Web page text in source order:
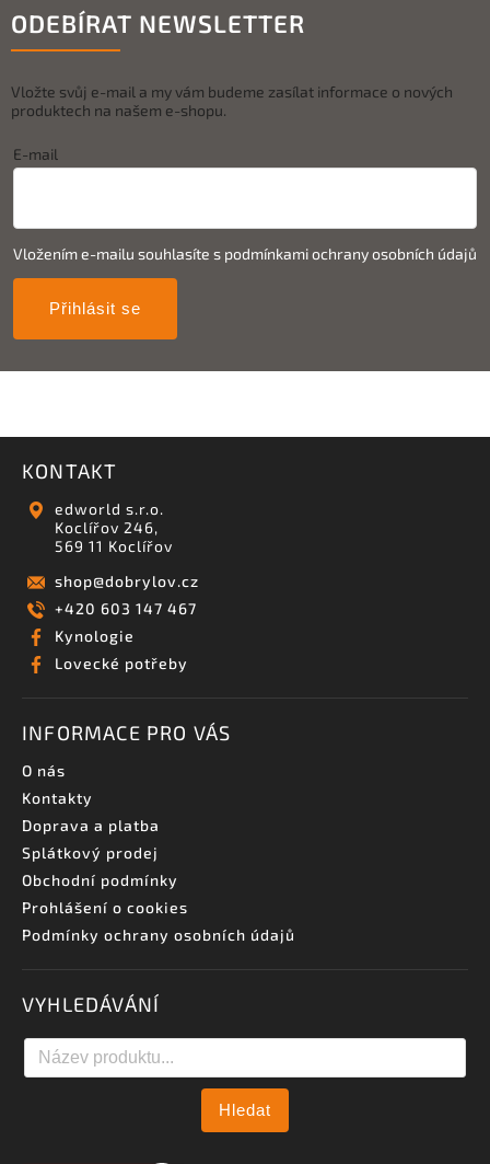
ODEBÍRAT NEWSLETTER
Vložte svůj e-mail a my vám budeme zasílat informace o nových
produktech na našem e-shopu.
E-mail
Vložením e-mailu souhlasíte s podmínkami ochrany osobních údajů
Přihlásit se
KONTAKT
edworld s.r.o.
Koclířov 246,
569 11 Koclířov
shop@dobrylov.cz
+420 603 147 467
Kynologie
Lovecké potřeby
INFORMACE PRO VÁS
O nás
Kontakty
Doprava a platba
Splátkový prodej
Obchodní podmínky
Prohlášení o cookies
Podmínky ochrany osobních údajů
VYHLEDÁVÁNÍ
Hledat